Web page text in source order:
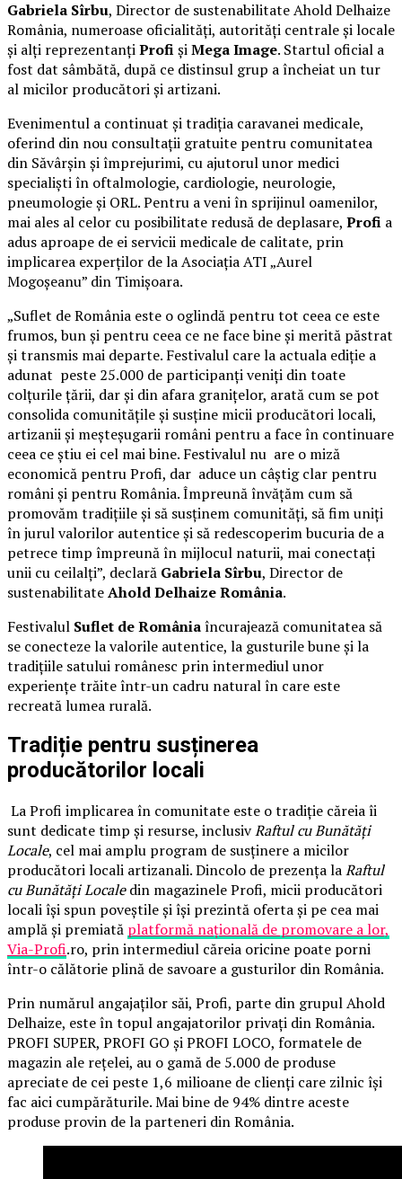
Gabriela Sîrbu, Director de sustenabilitate Ahold Delhaize
România, numeroase oficialități, autorități centrale și locale
și alți reprezentanțiProfișiMega Image. Startul oficial a
fost dat sâmbătă, după ce distinsul grup a încheiat un tur
al micilor producători și artizani.
Evenimentul a continuat și tradiția caravanei medicale,
oferind din nou consultații gratuite pentru comunitatea
din Săvârșin și împrejurimi, cu ajutorul unor medici
specialiști în oftalmologie, cardiologie, neurologie,
pneumologie și ORL. Pentru a veni în sprijinul oamenilor,
mai ales al celor cu posibilitate redusă de deplasare, Profi a
adus aproape de ei servicii medicale de calitate, prin
implicarea experților de la Asociația ATI „Aurel
Mogoșeanu” din Timișoara.
„Suflet de România este o oglindă pentru tot ceea ce este
frumos, bun și pentru ceea ce ne face bine și merită păstrat
și transmis mai departe. Festivalul care la actuala ediție a
adunat peste 25.000 de participanți veniți din toate
colțurile țării, dar și din afara granițelor, arată cum se pot
consolida comunitățile și susține micii producători locali,
artizanii și meșteșugarii români pentru a face în continuare
ceea ce știu ei cel mai bine. Festivalul nu are o miză
economică pentru Profi, dar aduce un câștig clar pentru
români și pentru România. Împreună învățăm cum să
promovăm tradițiile și să susținem comunități, să fim uniți
în jurul valorilor autentice și să redescoperim bucuria de a
petrece timp împreună în mijlocul naturii, mai conectați
unii cu ceilalți”, declară Gabriela Sîrbu, Director de
sustenabilitateAhold Delhaize România.
Festivalul Suflet de Româniaîncurajează comunitatea să
se conecteze la valorile autentice, la gusturile bune și la
tradițiile satului românesc prin intermediul unor
experiențe trăite într-un cadru natural în care este
recreată lumea rurală.
Tradiție pentru susținerea
producătorilor locali
La Profi implicarea în comunitate este o tradiție căreia îi
sunt dedicate timp și resurse, inclusivRaftul cu Bunătăți
Locale, cel mai amplu program de susținere a micilor
producători locali artizanali. Dincolo de prezența laRaftul
cu Bunătăți Localedin magazinele Profi, micii producători
locali își spun poveștile și își prezintă oferta și pe cea mai
amplă și premiată platformă națională de promovare a lor,
Via-Profi.ro, prin intermediul căreia oricine poate porni
într-o călătorie plină de savoare a gusturilor din România.
Prin numărul angajaților săi, Profi, parte din grupul Ahold
Delhaize, este în topul angajatorilor privați din România.
PROFI SUPER, PROFI GO și PROFI LOCO, formatele de
magazin ale rețelei, au o gamă de 5.000 de produse
apreciate de cei peste 1,6 milioane de clienți care zilnic își
fac aici cumpărăturile. Mai bine de 94% dintre aceste
produse provin de la parteneri din România.